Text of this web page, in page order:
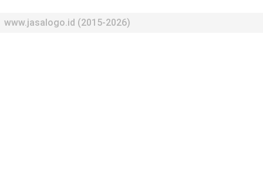
www.jasalogo.id (2015-2026)